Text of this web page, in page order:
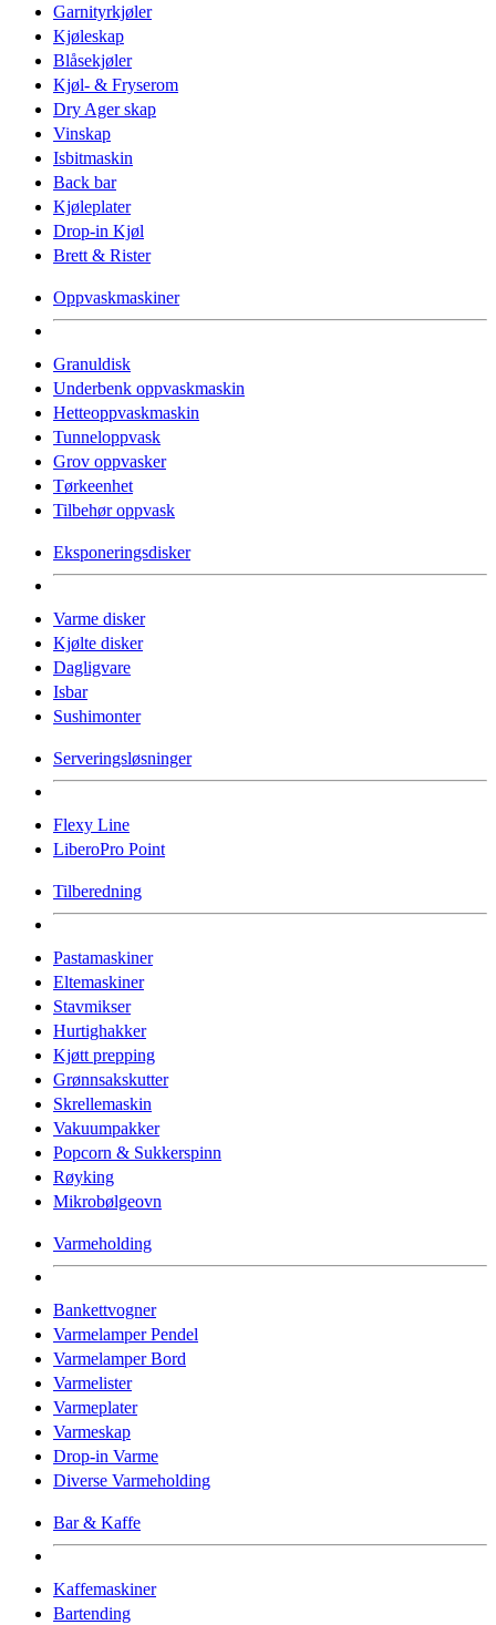
Garnityrkjøler
Kjøleskap
Blåsekjøler
Kjøl- & Fryserom
Dry Ager skap
Vinskap
Isbitmaskin
Back bar
Kjøleplater
Drop-in Kjøl
Brett & Rister
Oppvaskmaskiner
Granuldisk
Underbenk oppvaskmaskin
Hetteoppvaskmaskin
Tunneloppvask
Grov oppvasker
Tørkeenhet
Tilbehør oppvask
Eksponeringsdisker
Varme disker
Kjølte disker
Dagligvare
Isbar
Sushimonter
Serveringsløsninger
Flexy Line
LiberoPro Point
Tilberedning
Pastamaskiner
Eltemaskiner
Stavmikser
Hurtighakker
Kjøtt prepping
Grønnsakskutter
Skrellemaskin
Vakuumpakker
Popcorn & Sukkerspinn
Røyking
Mikrobølgeovn
Varmeholding
Bankettvogner
Varmelamper Pendel
Varmelamper Bord
Varmelister
Varmeplater
Varmeskap
Drop-in Varme
Diverse Varmeholding
Bar & Kaffe
Kaffemaskiner
Bartending